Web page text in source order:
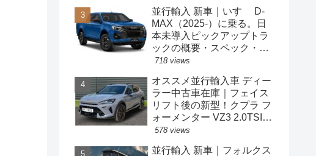
並行輸入 新車｜いすゞ D-
MAX（2025-）に乗る。日
本未導入ピックアップトラ
ックの概要・スペック・価
格の情報。
718 views
オススメ並行輸入車 ディー
ラー中古車在庫｜フェイス
リフト後の新型！クプラ フ
ォーメンター VZ3 2.0TSI
333PS 4Drive 7DSG 右ハン
578 views
並行輸入 新車｜フォルクス